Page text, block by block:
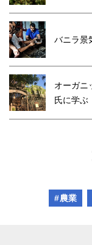
バニラ景
オーガニ
氏に学ぶ
#農業